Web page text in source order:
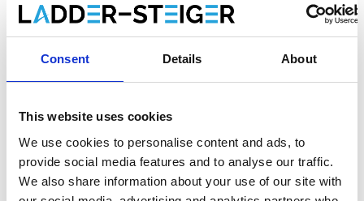
Consent Details About
This website uses cookies
We use cookies to personalise content and ads, to
provide social media features and to analyse our traffic.
We also share information about your use of our site with
abholen in Maaseik (Kontakt unsere kundendienst)
Zum Angebot hinzufügen
Als Favorit speichern